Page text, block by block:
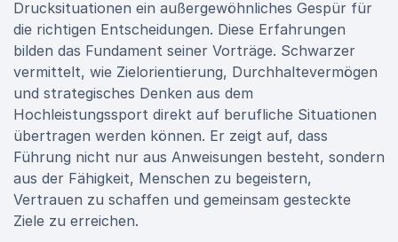
Drucksituationen ein außergewöhnliches Gespür für
die richtigen Entscheidungen. Diese Erfahrungen
bilden das Fundament seiner Vorträge. Schwarzer
vermittelt, wie Zielorientierung, Durchhaltevermögen
und strategisches Denken aus dem
Hochleistungssport direkt auf berufliche Situationen
übertragen werden können. Er zeigt auf, dass
Führung nicht nur aus Anweisungen besteht, sondern
aus der Fähigkeit, Menschen zu begeistern,
Vertrauen zu schaffen und gemeinsam gesteckte
Ziele zu erreichen.